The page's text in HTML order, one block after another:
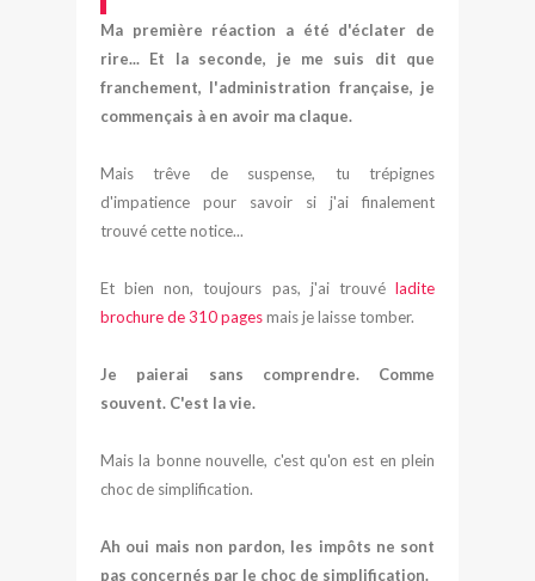
Ma première réaction a été d'éclater de
rire... Et la seconde, je me suis dit que
franchement, l'administration française, je
commençais à en avoir ma claque.
Mais trêve de suspense, tu trépignes
d'impatience pour savoir si j'ai finalement
trouvé cette notice...
Et bien non, toujours pas, j'ai trouvé ladite
brochure de 310 pagesmais je laisse tomber.
Je paierai sans comprendre. Comme
souvent. C'est la vie.
Mais la bonne nouvelle, c'est qu'on est en plein
choc de simplification.
Ah oui mais non pardon, les impôts ne sont
pas concernés par le choc de simplification.